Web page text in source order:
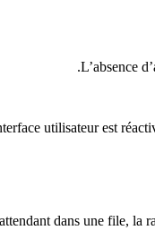
L’absence
utilisateur est
dans une file, la